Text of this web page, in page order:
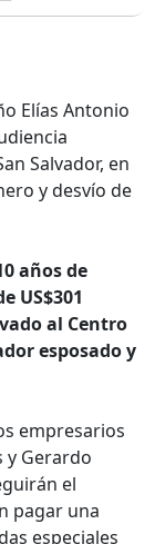
Elías Antonio
Salvador, en
y desvío de
años de
US$301
al Centro
esposado y
empresarios
y Gerardo
el
pagar una
especiales